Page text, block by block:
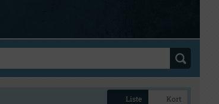
Liste Kort